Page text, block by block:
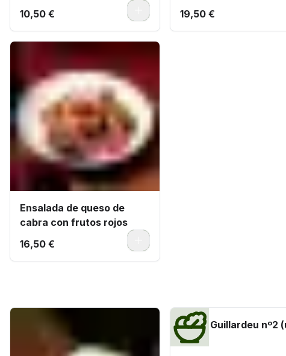
10,50 €
19,50 €
Ensalada de queso de
cabra con frutos rojos
16,50 €
Ostra Guillardeu nº2